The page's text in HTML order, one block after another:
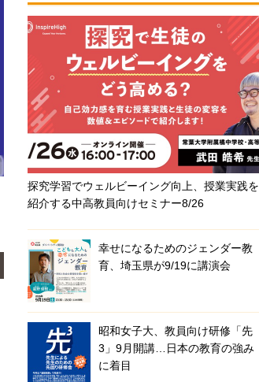
探究学習でウェルビーイング向上、授業実践を
紹介する中高教員向けセミナー8/26
幸せになるためのジェンダー教
育、埼玉県が9/19に講演会
昭和女子大、教員向け研修「先
3」9月開講…日本の教育の強み
に着目